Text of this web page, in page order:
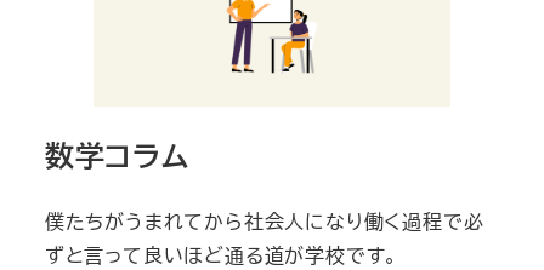
数学コラム
僕たちがうまれてから社会人になり働く過程で必
ずと言って良いほど通る道が学校です。